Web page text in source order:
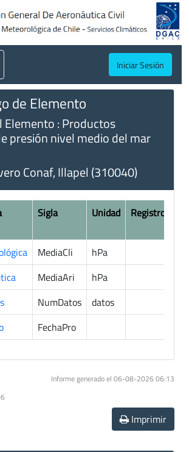
Iniciar Sesión
de Elemento
Elemento : Productos
presión nivel medio del mar
Conaf, Illapel (310040)
Sigla Unidad Registros
MediaCli hPa
MediaAri hPa
NumDatos datos
FechaPro
Informe generado el 06-08-2026 06:13
Imprimir